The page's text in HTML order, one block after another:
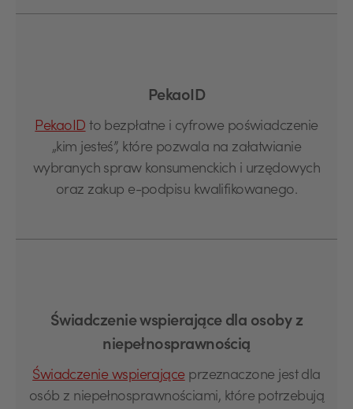
PekaoID
PekaoID to bezpłatne i cyfrowe poświadczenie
„kim jesteś”, które pozwala na załatwianie
wybranych spraw konsumenckich i urzędowych
oraz zakup e-podpisu kwalifikowanego.
Świadczenie wspierające dla osoby z
niepełnosprawnością
Świadczenie wspierająceprzeznaczone jest dla
osób z niepełnosprawnościami, które potrzebują